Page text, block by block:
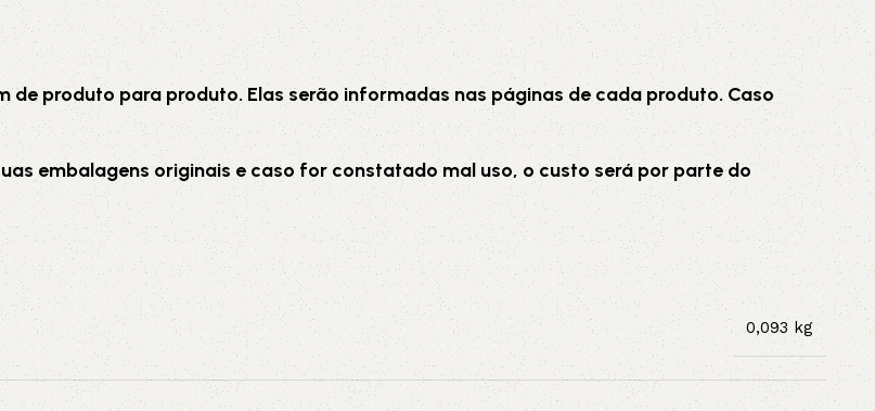
produto para produto. Elas serão informadas nas páginas de cada produto. Caso
embalagens originais e caso for constatado mal uso, o custo será por parte do
0,093 kg